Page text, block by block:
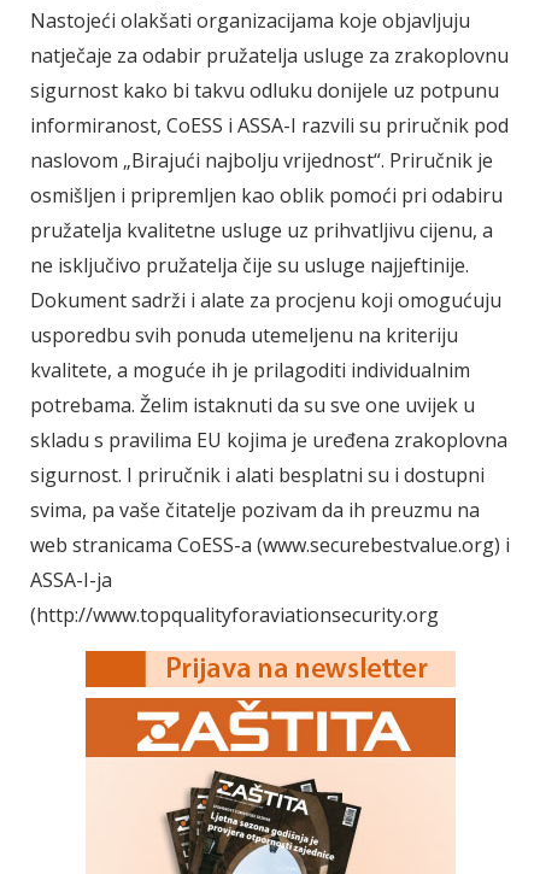
Nastojeći olakšati organizacijama koje objavljuju
natječaje za odabir pružatelja usluge za zrakoplovnu
sigurnost kako bi takvu odluku donijele uz potpunu
informiranost, CoESS i ASSA-I razvili su priručnik pod
naslovom „Birajući najbolju vrijednost“. Priručnik je
osmišljen i pripremljen kao oblik pomoći pri odabiru
pružatelja kvalitetne usluge uz prihvatljivu cijenu, a
ne isključivo pružatelja čije su usluge najjeftinije.
Dokument sadrži i alate za procjenu koji omogućuju
usporedbu svih ponuda utemeljenu na kriteriju
kvalitete, a moguće ih je prilagoditi individualnim
potrebama. Želim istaknuti da su sve one uvijek u
skladu s pravilima EU kojima je uređena zrakoplovna
sigurnost. I priručnik i alati besplatni su i dostupni
svima, pa vaše čitatelje pozivam da ih preuzmu na
web stranicama CoESS-a (www.securebestvalue.org) i
ASSA-I-ja
(http://www.topqualityforaviationsecurity.org